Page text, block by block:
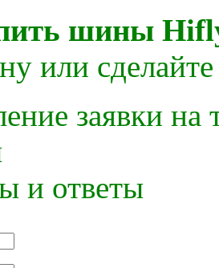
шины
или сделайте
заявки на
и ответы